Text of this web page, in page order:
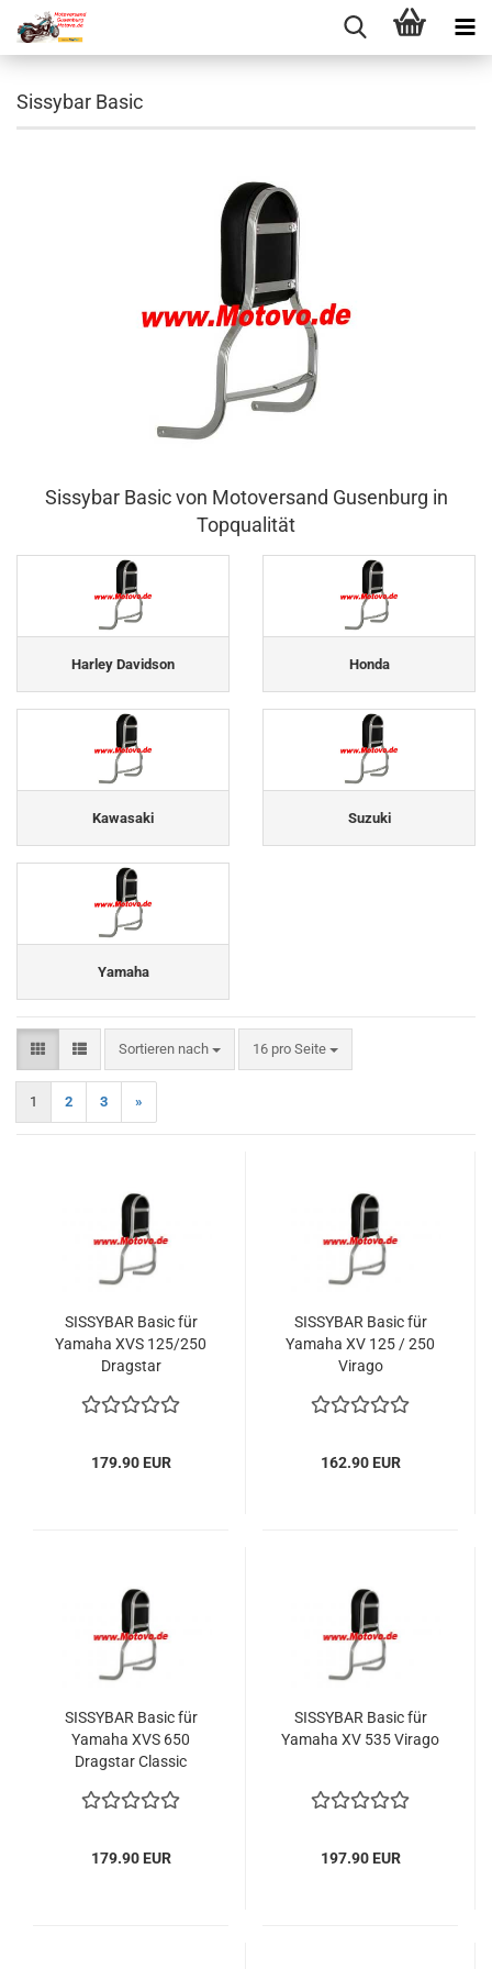
Sissybar Basic
Sissybar Basic von Motoversand Gusenburg in
Topqualität
Harley Davidson Honda
Kawasaki Suzuki
Yamaha
Sortieren nach
Sortieren nach 16 pro Seite
pro Seite
1 2 3 »
SISSYBAR Basic für
Yamaha XVS 125/250
Dragstar
179.90 EUR
SISSYBAR Basic für
Yamaha XV 125 / 250
Virago
162.90 EUR
SISSYBAR Basic für
Yamaha XVS 650
Dragstar Classic
179.90 EUR
SISSYBAR Basic für
Yamaha XV 535 Virago
197.90 EUR